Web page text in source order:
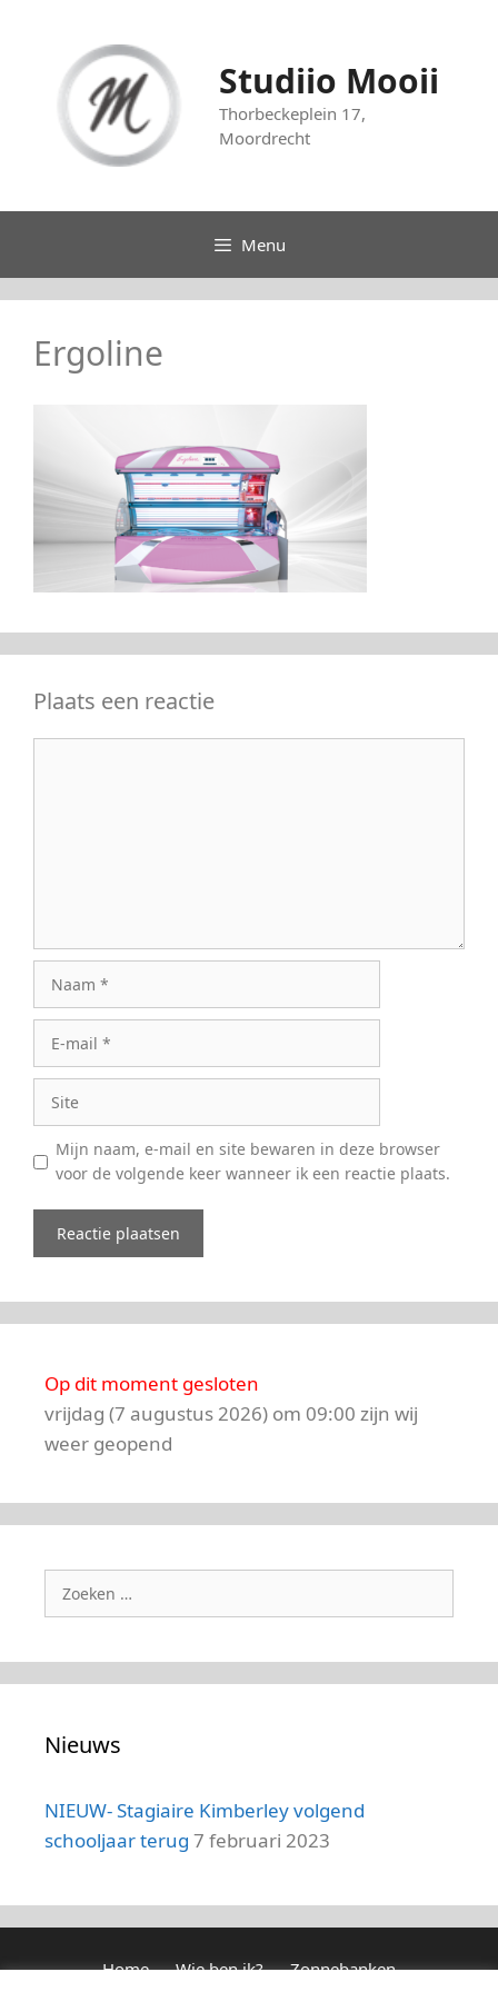
Studiio Mooii
Thorbeckeplein 17,
Moordrecht
Menu
Ergoline
Plaats een reactie
mail
Mijn naam, e-mail en site bewaren in deze browser
voor de volgende keer wanneer ik een reactie plaats.
Op dit moment gesloten
vrijdag (7 augustus 2026) om 09:00 zijn wij
weer geopend
Zoek
naar:
Nieuws
NIEUW- Stagiaire Kimberley volgend
schooljaar terug 7 februari 2023
Home Wie ben ik?
Zonnebanken